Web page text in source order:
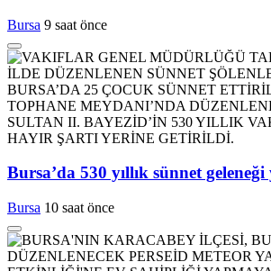
Bursa 9 saat önce
Bursa’da 530 yıllık sünnet geleneği
Bursa 10 saat önce